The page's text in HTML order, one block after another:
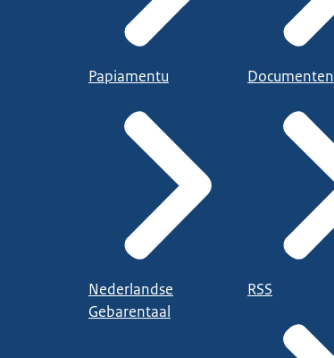
Papiamentu
Nederlandse
Gebarentaal
Documenten
RSS